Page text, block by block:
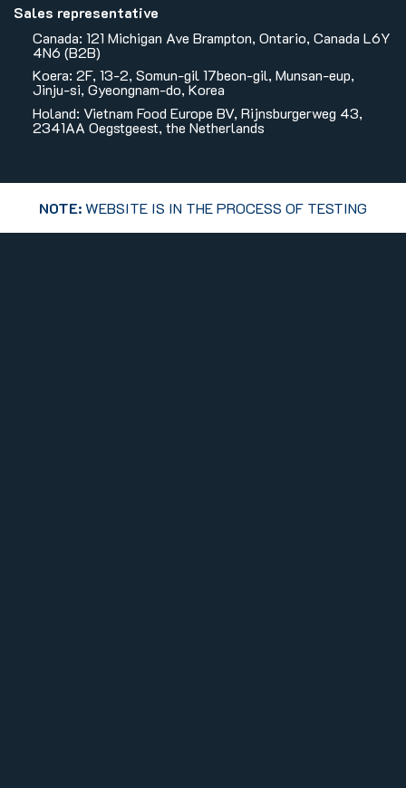
Sales representative
Canada: 121 Michigan Ave Brampton, Ontario, Canada L6Y
4N6 (B2B)
Koera: 2F, 13-2, Somun-gil 17beon-gil, Munsan-eup,
Jinju-si, Gyeongnam-do, Korea
Holand: Vietnam Food Europe BV, Rijnsburgerweg 43,
2341AA Oegstgeest, the Netherlands
NOTE:WEBSITE IS IN THE PROCESS OF TESTING